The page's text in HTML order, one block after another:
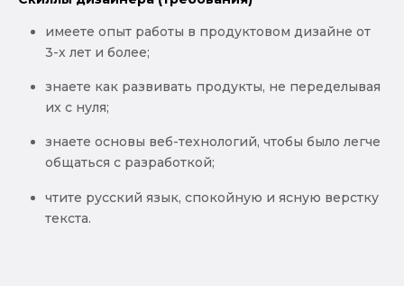
имеете опыт работы в продуктовом дизайне от
3-х лет и более;
знаете как развивать продукты, не переделывая
их с нуля;
знаете основы веб-технологий, чтобы было легче
общаться с разработкой;
чтите русский язык, спокойную и ясную верстку
текста.